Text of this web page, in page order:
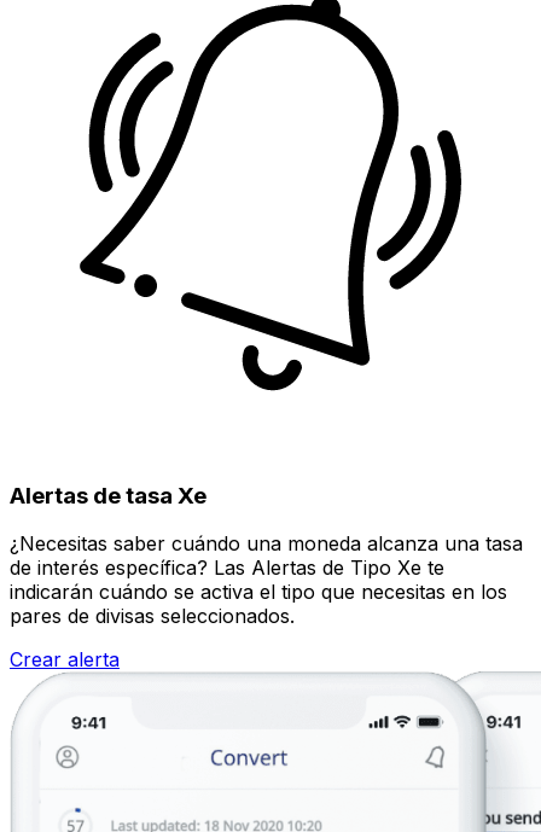
Alertas de tasa Xe
¿Necesitas saber cuándo una moneda alcanza una tasa
de interés específica? Las Alertas de Tipo Xe te
indicarán cuándo se activa el tipo que necesitas en los
pares de divisas seleccionados.
Crear alerta